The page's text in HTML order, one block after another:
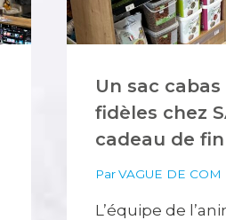
Un sac
fidèles chez
cadeau de fin
Par VAGUE DE COM
L’équipe de